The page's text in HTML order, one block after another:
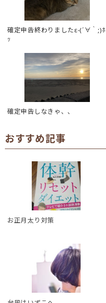
確定申告終わりましたε-(´∀｀;)ﾎ
ｯ
確定申告しなきゃ、、
おすすめ記事
お正月太り対策